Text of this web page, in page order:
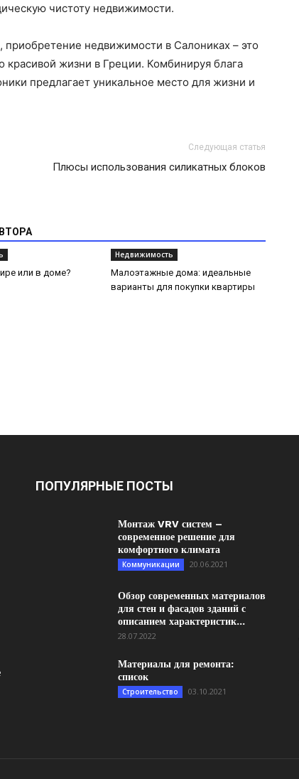
чистоту недвижимости.
недвижимости в Салониках – это
красивой жизни в Греции. Комбинируя блага
предлагает уникальное место для жизни и
Следующая статья
Плюсы использования силикатных блоков
или в доме?
Недвижимость
Малоэтажные дома: идеальные
варианты для покупки квартиры
ПОПУЛЯРНЫЕ ПОСТЫ
Монтаж VRV систем –
современное решение для
комфортного климата
Коммуникации 20.06.2021
Обзор современных материалов
для стен и фасадов зданий с
описанием характеристик...
28.07.2022
Материалы для ремонта:
список
Строительство 03.10.2021